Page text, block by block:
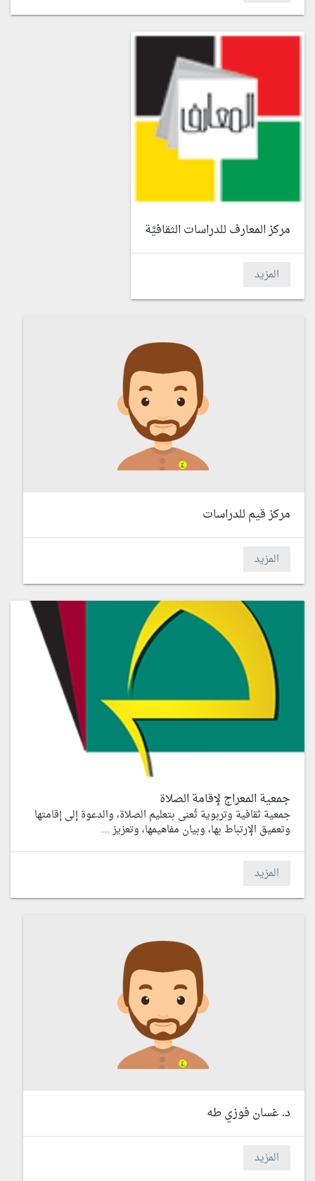
مركز المعارف للدراسات الثقافيَّة
المزيد
مركز قيم للدراسات
المزيد
جمعية المعراج لإقامة الصلاة
جمعية ثقافية وتربوية تُعنى بتعليم الصلاة، والدعوة إلى إقامتها
وتعميق الإرتباط بها، وبيان مفاهيمها، وتعزيز ...
المزيد
د. غسان فوزي طه
المزيد